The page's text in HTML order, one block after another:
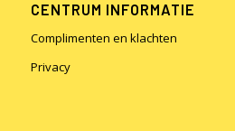
CENTRUM INFORMATIE
Complimenten en klachten
Privacy